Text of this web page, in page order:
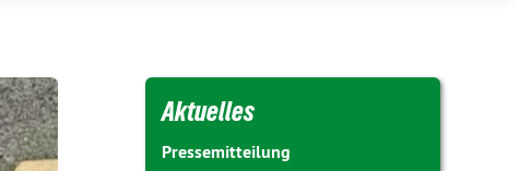
Aktuelles
Pressemitteilung